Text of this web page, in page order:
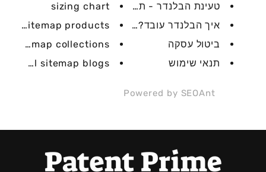
טעינת הבלנדר - תמונה...
איך הבלנדר עובד? תמונה...
ביטול עסקה
תנאי שימוש
sizing chart
sitemap products
sitemap collections
html sitemap blogs
Powered by SEOAnt